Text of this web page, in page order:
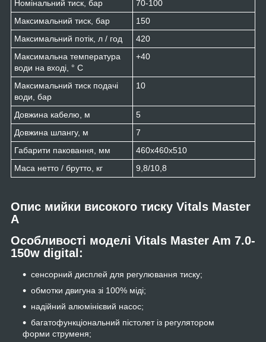
Номінальний тиск, бар
70-100
Максимальний тиск, бар
150
Максимальний потік, л / год
420
Максимальна температура
води на вході, ° С
+40
Максимальний тиск подачі
води, бар
10
Довжина кабелю, м
5
Довжина шлангу, м
7
Габарити паковання, мм
460х460х510
Маса нетто / брутто, кг
9,8/10,8
Опис мийки високого тиску Vitals Master
A
Особливості моделі Vitals Master Am 7.0-
150w digital:
сенсорний дисплей для регулювання тиску;
обмотки двигуна зі 100% міді;
надійний алюмінієвий насос;
багатофункціональний пістолет із регулятором
форми струменя;